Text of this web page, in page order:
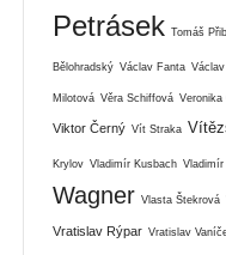
Petrásek Tomáš
Bělohradský Václav Fanta
Milotová Věra Schiffová
Viktor Černý Vít Straka
Krylov Vladimír Kusbach Vladimír
Wagner Vlasta Štekrová
Vratislav Rýpar Vratislav